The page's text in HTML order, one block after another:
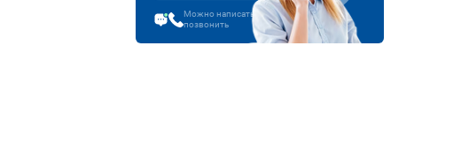
Можно написать или
позвонить